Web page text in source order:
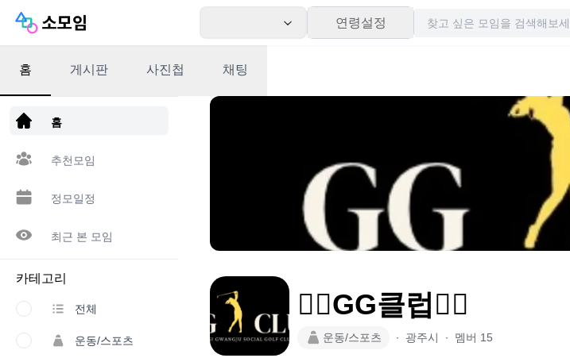
연령설정
앱 다운로드
홈
추천모임
정모일정
최근 본 모임
카테고리
전체
운동/스포츠
홈 게시판 사진첩 채팅
🏌️‍♂️GG클럽🏌️‍♂️
운동/스포츠 ∙ 광주시 ∙ 멤버 15